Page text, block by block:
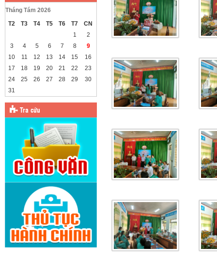
Tháng Tám 2026
T2
T3 T4 T5 T6 T7
CN
1
2
3
4 5 6 7 8
9
10
11 12 13 14 15
16
17
18 19 20 21 22
23
24
25 26 27 28 29
30
31
Tra cứu